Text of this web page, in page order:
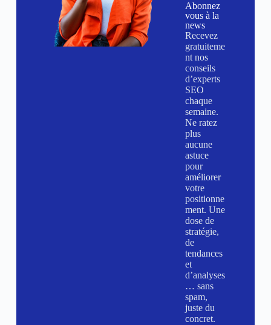
Abonnez
vous à la
news
Recevez
gratuiteme
nt nos
conseils
d’experts
SEO
chaque
semaine.
Ne ratez
plus
aucune
astuce
pour
améliorer
votre
positionne
ment. Une
dose de
stratégie,
de
tendances
et
d’analyses
… sans
spam,
juste du
concret.